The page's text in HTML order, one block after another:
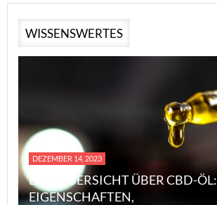
WISSENSWERTES
DEZEMBER 14, 2023
EINE ÜBERSICHT ÜBER CBD-ÖL:
EIGENSCHAFTEN,